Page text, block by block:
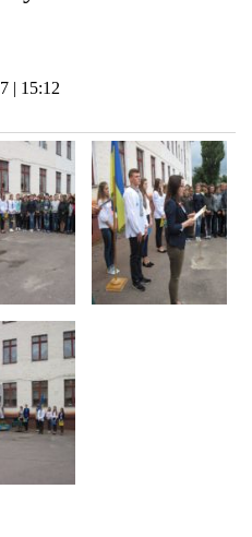
| 15:12